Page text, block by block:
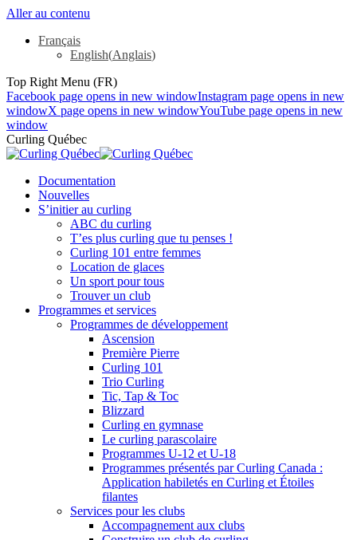
Aller au contenu
Français
English(Anglais)
Top Right Menu (FR)
Facebook page opens in new windowInstagram page opens in new
windowX page opens in new windowYouTube page opens in new
window
Curling Québec
Documentation
Nouvelles
S’initier au curling
ABC du curling
T’es plus curling que tu penses !
Curling 101 entre femmes
Location de glaces
Un sport pour tous
Trouver un club
Programmes et services
Programmes de développement
Ascension
Première Pierre
Curling 101
Trio Curling
Tic, Tap & Toc
Blizzard
Curling en gymnase
Le curling parascolaire
Programmes U-12 et U-18
Programmes présentés par Curling Canada :
Application habiletés en Curling et Étoiles
filantes
Services pour les clubs
Accompagnement aux clubs